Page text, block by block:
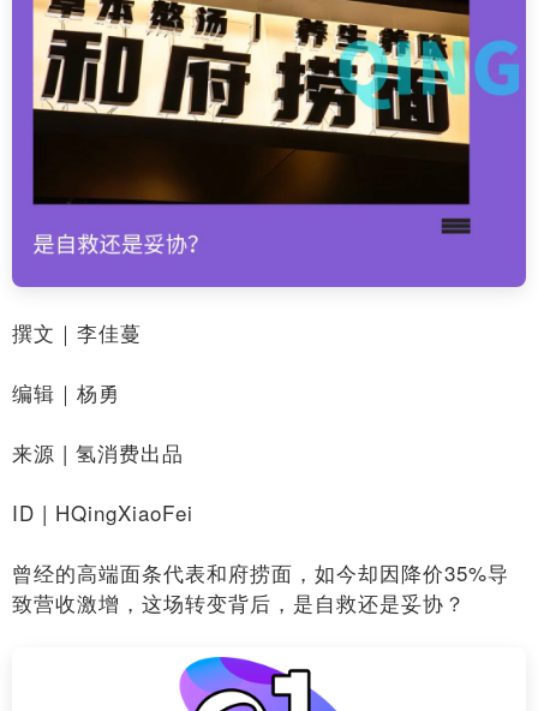
​撰文｜李佳蔓
编辑｜杨勇
来源 | 氢消费出品
ID | HQingXiaoFei
曾经的高端面条代表和府捞面，如今却因降价35%导
致营收激增，这场转变背后，是自救还是妥协？